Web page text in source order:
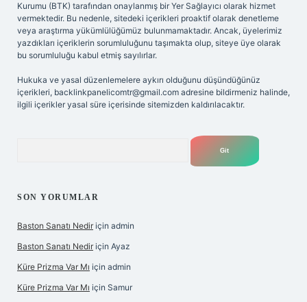
Kurumu (BTK) tarafından onaylanmış bir Yer Sağlayıcı olarak hizmet
vermektedir. Bu nedenle, sitedeki içerikleri proaktif olarak denetleme
veya araştırma yükümlülüğümüz bulunmamaktadır. Ancak, üyelerimiz
yazdıkları içeriklerin sorumluluğunu taşımakta olup, siteye üye olarak
bu sorumluluğu kabul etmiş sayılırlar.
Hukuka ve yasal düzenlemelere aykırı olduğunu düşündüğünüz
içerikleri, backlinkpanelicomtr@gmail.com adresine bildirmeniz halinde,
ilgili içerikler yasal süre içerisinde sitemizden kaldırılacaktır.
SON YORUMLAR
Baston Sanatı Nedir için admin
Baston Sanatı Nedir için Ayaz
Küre Prizma Var Mı için admin
Küre Prizma Var Mı için Samur